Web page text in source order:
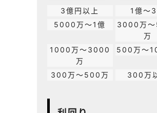
3億円以上
1億～
5000万～1億
3000万
万
1000万～3000
万
500万～
300万～500万 300万